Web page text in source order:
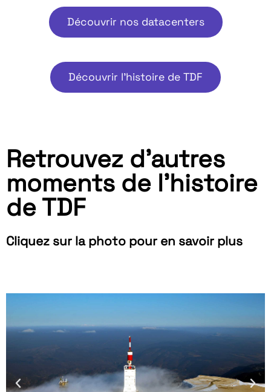
Découvrir nos datacenters
Découvrir l'histoire de TDF
Retrouvez d'autres
moments de l'histoire
de TDF
Cliquez sur la photo pour en savoir plus